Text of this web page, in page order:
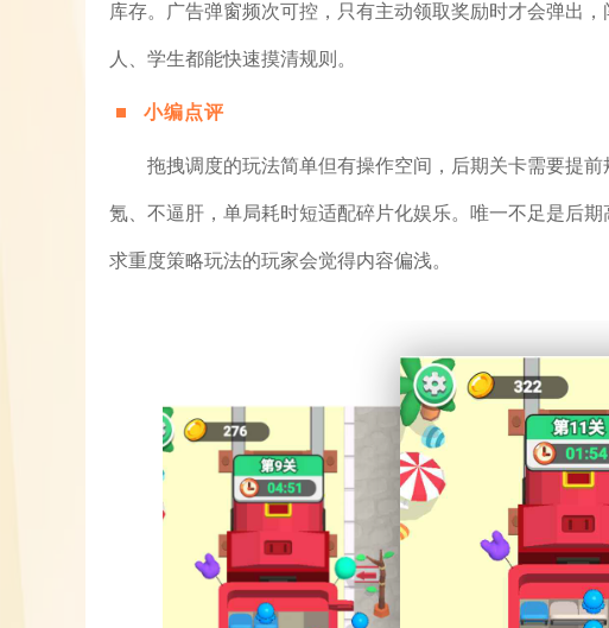
库存。广告弹窗频次可控，只有主动领取奖励时才会弹出
人、学生都能快速摸清规则。
小编点评
拖拽调度的玩法简单但有操作空间，后期关卡需要提
氪、不逼肝，单局耗时短适配碎片化娱乐。唯一不足是后
求重度策略玩法的玩家会觉得内容偏浅。